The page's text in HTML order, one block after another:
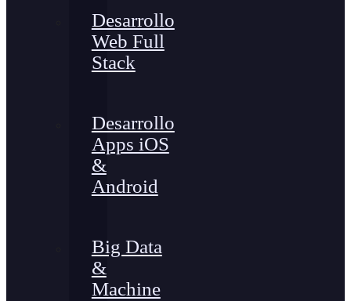
Desarrollo
Web Full
Stack
Desarrollo
Apps iOS
&
Android
Big Data
&
Machine